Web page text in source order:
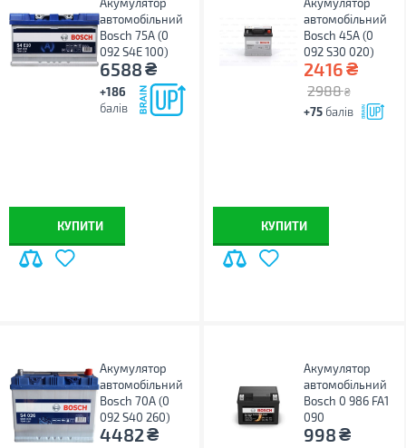
автомобільний
Bosch 75А (0
092 S4E 100)
6588₴
+186
балів
КУПИТИ
автомобільний
Bosch 45А (0
092 S30 020)
2416₴
2988 ₴
+75 балів
КУПИТИ
Акумулятор
автомобільний
Bosch 70А (0
092 S40 260)
4482₴
Акумулятор
автомобільний
Bosch 0 986 FA1
090
998₴